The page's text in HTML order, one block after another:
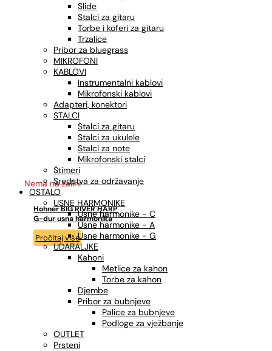
Slide
Stalci za gitaru
Torbe i koferi za gitaru
Trzalice
Pribor za bluegrass
MIKROFONI
KABLOVI
Instrumentalni kablovi
Mikrofonski kablovi
Adapteri, konektori
STALCI
Stalci za gitaru
Stalci za ukulele
Stalci za note
Mikrofonski stalci
Štimeri
Sredstva za održavanje
OSTALO
USNE HARMONIKE
Usne harmonike - C
Usne harmonike - A
Usne harmonike - G
UDARALJKE
Kahoni
Metlice za kahon
Torbe za kahon
Djembe
Pribor za bubnjeve
Palice za bubnjeve
Podloge za vježbanje
OUTLET
Prsteni
Nema na zalihi
Hohner BIG RIVER HARP
G-dur usna harmonika
Pročitaj više